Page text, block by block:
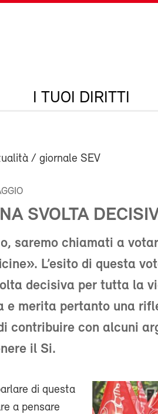
I TUOI DIRITTI
/ giornale SEV
SVOLTA
saremo chiamati a
L’esito di questa
decisiva per tutta la
e merita pertanto una
contribuire con alcuni
il Si.
di questa
a pensare